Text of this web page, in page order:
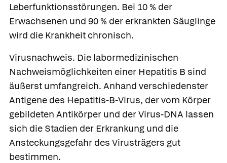
Leberfunktionsstörungen. Bei 10 % der
Erwachsenen und 90 % der erkrankten Säuglinge
wird die Krankheit chronisch.
Virusnachweis. Die labormedizinischen
Nachweismöglichkeiten einer Hepatitis B sind
äußerst umfangreich. Anhand verschiedenster
Antigene des Hepatitis-B-Virus, der vom Körper
gebildeten Antikörper und der Virus-DNA lassen
sich die Stadien der Erkrankung und die
Ansteckungsgefahr des Virusträgers gut
bestimmen.